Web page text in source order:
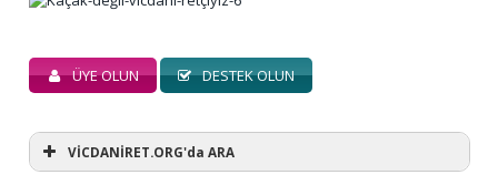
ÜYE OLUN DESTEK OLUN
VİCDANİRET.ORG'da ARA